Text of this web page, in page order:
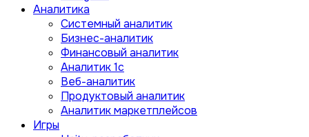
Аналитика
Системный аналитик
Бизнес-аналитик
Финансовый аналитик
Aналитик 1с
Веб-аналитик
Продуктовый аналитик
Аналитик маркетплейсов
Игры